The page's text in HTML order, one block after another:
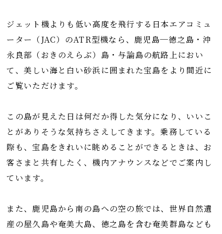
ジェット機よりも低い高度を飛行する日本エアコミュ
ーター（JAC）のATR型機なら、鹿児島─徳之島・沖
永良部（おきのえらぶ）島・与論島の航路上におい
て、美しい海と白い砂浜に囲まれた宝島をより間近に
ご覧いただけます。
この島が見えた日は何だか得した気分になり、いいこ
とがありそうな気持ちさえしてきます。乗務している
際も、宝島をきれいに眺めることができるときは、お
客さまと共有したく、機内アナウンスなどでご案内し
ています。
また、鹿児島から南の島への空の旅では、世界自然遺
産の屋久島や奄美大島、徳之島を含む奄美群島なども